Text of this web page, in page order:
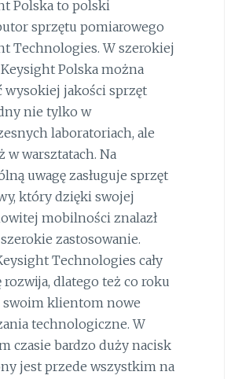
Polska to polski
sprzętu pomiarowego
Technologies. W szerokiej
Polska można
wysokiej jakości sprzęt
nie tylko w
laboratoriach, ale
w warsztatach. Na
uwagę zasługuje sprzęt
który dzięki swojej
mobilności znalazł
zastosowanie.
Technologies cały
rozwija, dlatego też co roku
swoim klientom nowe
technologiczne. W
czasie bardzo duży nacisk
jest przede wszystkim na